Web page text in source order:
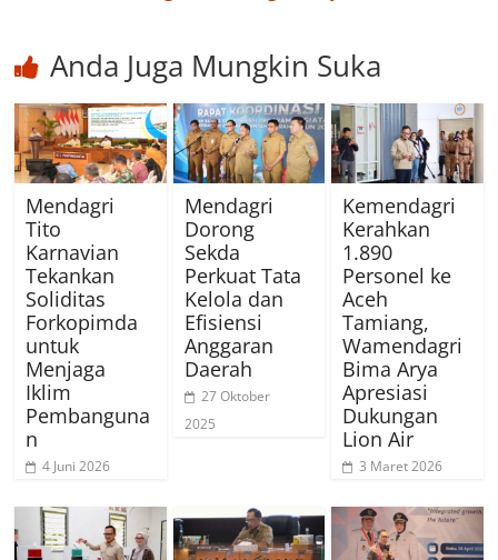
Anda Juga Mungkin Suka
Mendagri
Tito
Karnavian
Tekankan
Soliditas
Forkopimda
untuk
Menjaga
Iklim
Pembanguna
n
4 Juni 2026
Mendagri
Dorong
Sekda
Perkuat Tata
Kelola dan
Efisiensi
Anggaran
Daerah
27 Oktober
2025
Kemendagri
Kerahkan
1.890
Personel ke
Aceh
Tamiang,
Wamendagri
Bima Arya
Apresiasi
Dukungan
Lion Air
3 Maret 2026